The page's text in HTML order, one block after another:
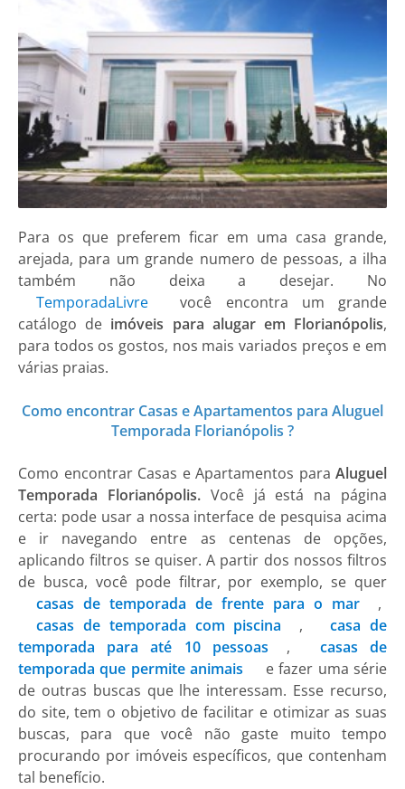
Para os que preferem ficar em uma casa grande,
arejada, para um grande numero de pessoas, a ilha
também não deixa a desejar. No
TemporadaLivre
você encontra um grande
catálogo de imóveis para alugar em Florianópolis,
para todos os gostos, nos mais variados preços e em
várias praias.
Como encontrar Casas e Apartamentos para Aluguel
Temporada Florianópolis ?
Como encontrar Casas e Apartamentos para Aluguel
Temporada Florianópolis.Você já está na página
certa: pode usar a nossa interface de pesquisa acima
e ir navegando entre as centenas de opções,
aplicando filtros se quiser. A partir dos nossos filtros
de busca, você pode filtrar, por exemplo, se quer
casas de temporada de frente para o mar
,
casas de temporada com piscina
,
casa de
temporada para até 10 pessoas
,
casas de
temporada que permite animais
e fazer uma série
de outras buscas que lhe interessam. Esse recurso,
do site, tem o objetivo de facilitar e otimizar as suas
buscas, para que você não gaste muito tempo
procurando por imóveis específicos, que contenham
tal benefício.